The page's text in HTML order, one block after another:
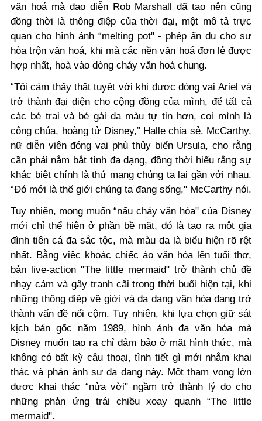
văn hoá mà đạo diễn Rob Marshall đã tạo nên cũng
đồng thời là thông điệp của thời đại, một mô tả trực
quan cho hình ảnh “melting pot" - phép ẩn dụ cho sự
hòa trộn văn hoá, khi mà các nền văn hoá đơn lẻ được
hợp nhất, hoà vào dòng chảy văn hoá chung.
“Tôi cảm thấy thật tuyệt vời khi được đóng vai Ariel và
trở thành đại diện cho cộng đồng của mình, để tất cả
các bé trai và bé gái da màu tự tin hơn, coi mình là
công chúa, hoàng tử Disney,” Halle chia sẻ. McCarthy,
nữ diễn viên đóng vai phù thủy biển Ursula, cho rằng
cần phải nắm bắt tính đa dạng, đồng thời hiểu rằng sự
khác biệt chính là thứ mang chúng ta lại gần với nhau.
“Đó mới là thế giới chúng ta đang sống," McCarthy nói.
Tuy nhiên, mong muốn “nấu chảy văn hóa" của Disney
mới chỉ thể hiện ở phần bề mặt, đó là tạo ra một gia
đình tiên cá đa sắc tộc, mà màu da là biểu hiện rõ rệt
nhất. Bằng việc khoác chiếc áo văn hóa lên tuổi thơ,
bản live-action "The little mermaid" trở thành chủ đề
nhạy cảm và gây tranh cãi trong thời buổi hiện tại, khi
những thông điệp về giới và đa dạng văn hóa đang trở
thành vấn đề nổi cộm. Tuy nhiên, khi lựa chọn giữ sát
kịch bản gốc năm 1989, hình ảnh đa văn hóa mà
Disney muốn tạo ra chỉ đảm bảo ở mặt hình thức, mà
không có bất kỳ câu thoại, tình tiết gì mới nhằm khai
thác và phản ánh sự đa dạng này. Một tham vọng lớn
được khai thác “nửa vời" ngầm trở thành lý do cho
những phản ứng trái chiều xoay quanh “The little
mermaid".